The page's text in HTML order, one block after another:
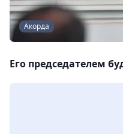
Акорда
Его председателем